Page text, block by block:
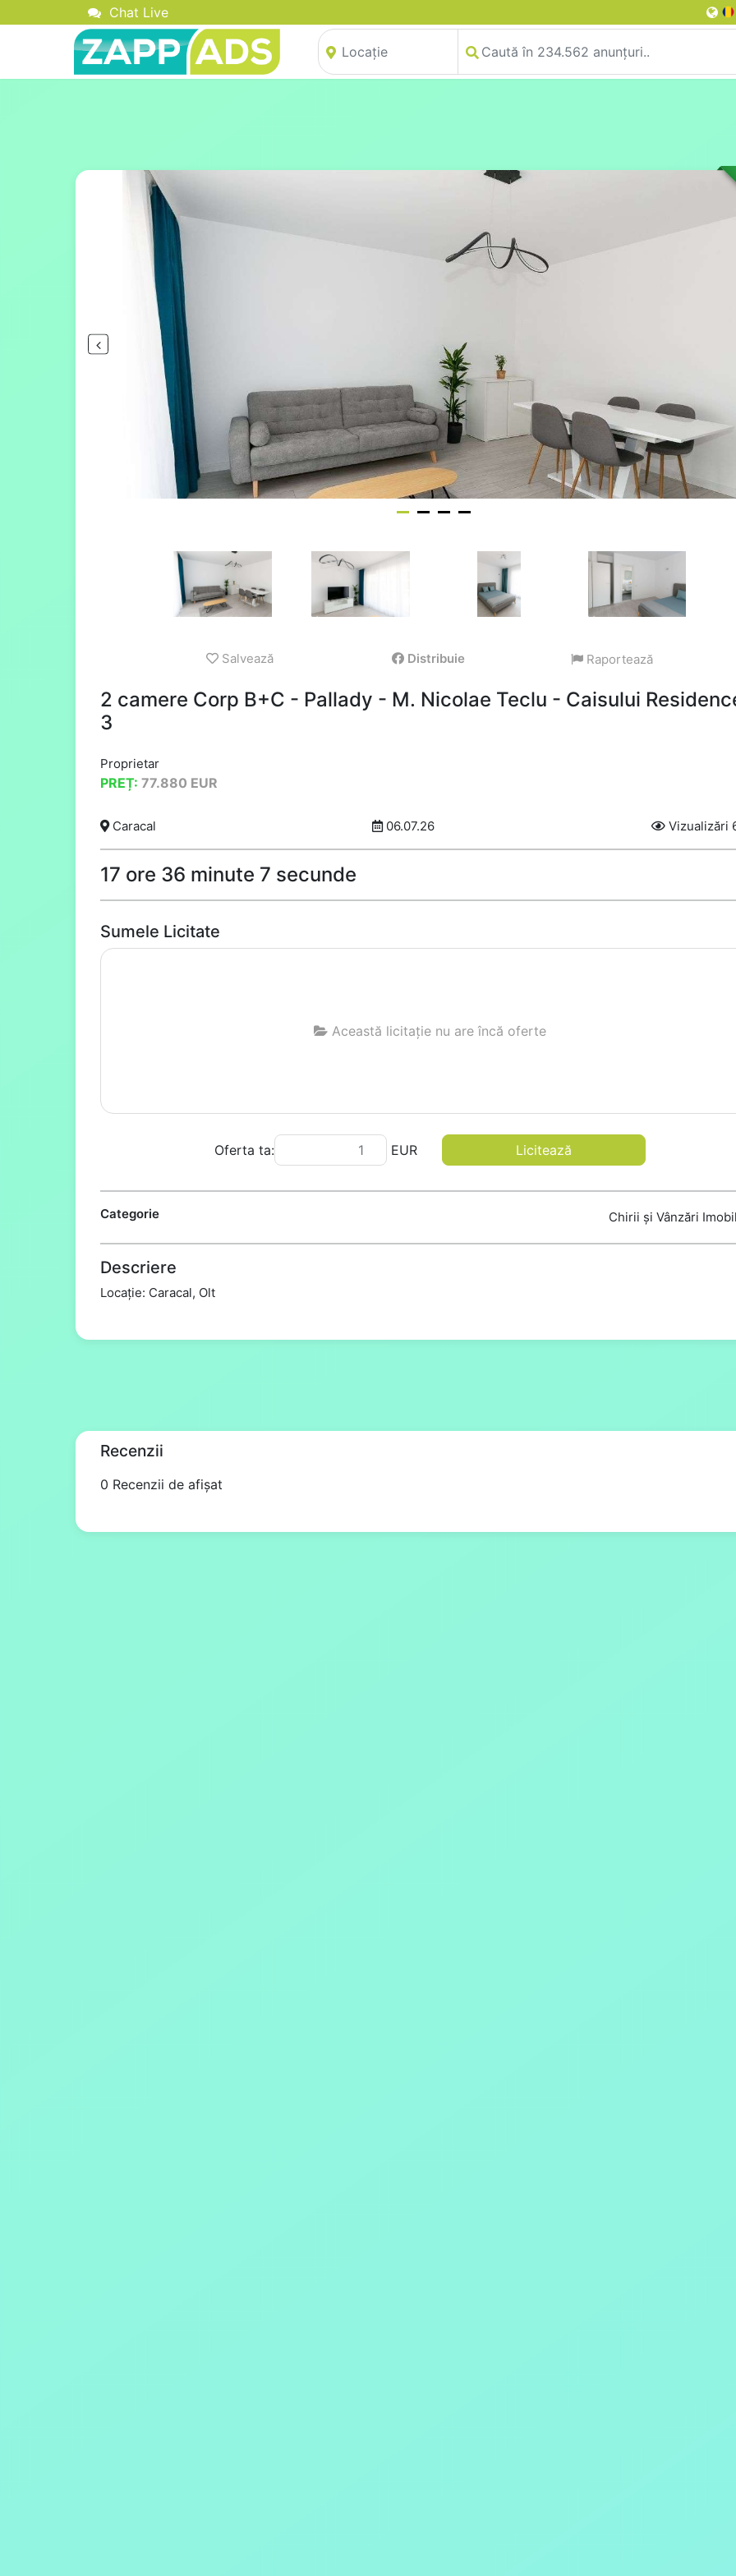
Chat Live
Salvează Distribuie Raportează
2 camere Corp B+C - Pallady - M. Nicolae Teclu - Caisului
3
Proprietar
PREȚ: 77.880 EUR
Caracal 06.07.26 Vizualizări
17 ore 36 minute 6 secunde
Sumele Licitate
Această licitație nu are încă oferte
Oferta ta: EUR Licitează
Categorie Chirii și Vânzări
Descriere
Locație: Caracal, Olt
Recenzii
0 Recenzii de afișat